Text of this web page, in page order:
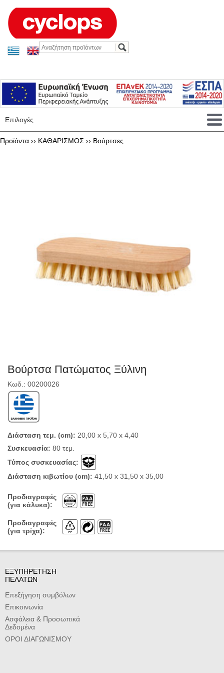
Επιλογές
Προϊόντα ›› ΚΑΘΑΡΙΣΜΟΣ ›› Βούρτσες
Βούρτσα Πατώματος Ξύλινη
Κωδ.: 00200026
Διάσταση τεμ. (cm): 20,00 x 5,70 x 4,40
Συσκευασία: 80 τεμ.
Τύπος συσκευασίας:
Διάσταση κιβωτίου (cm): 41,50 x 31,50 x 35,00
Προδιαγραφές
(για κάλυκα):
Προδιαγραφές
(για τρίχα):
ΕΞΥΠΗΡΕΤΗΣΗ
ΠΕΛΑΤΩΝ
Επεξήγηση συμβόλων
Επικοινωνία
Ασφάλεια & Προσωπικά
Δεδομένα
ΟΡΟΙ ΔΙΑΓΩΝΙΣΜΟΥ